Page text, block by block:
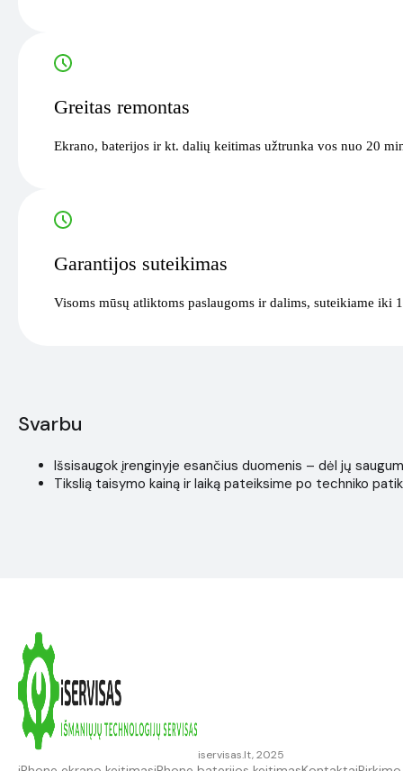
Greitas remontas
Ekrano, baterijos ir kt. dalių keitimas užtrunka vos nuo 20
Garantijos suteikimas
Visoms mūsų atliktoms paslaugoms ir dalims, suteikiame iki
Svarbu
Išsisaugok įrenginyje esančius duomenis – dėl jų
Tikslią taisymo kainą ir laiką pateiksime po techniko
iservisas.lt, 2025